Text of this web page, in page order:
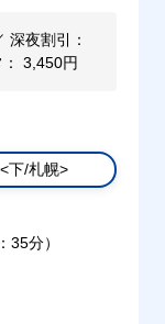
夜割引：
3,450円
下/札幌>
35分）